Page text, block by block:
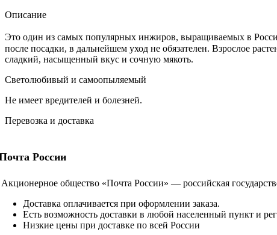
Описание
Это один из самых популярных инжиров, выращиваемых в
после посадки, в дальнейшем уход не обязателен. Взрослое
сладкий, насыщенный вкус и сочную мякоть.
Светолюбивый и самоопыляемый
Не имеет вредителей и болезней.
Перевозка и доставка
России
общество «Почта России» — российская
Доставка оплачивается при оформлении заказа.
Есть возможность доставки в любой населенный пункт и
Низкие цены при доставке по всей России